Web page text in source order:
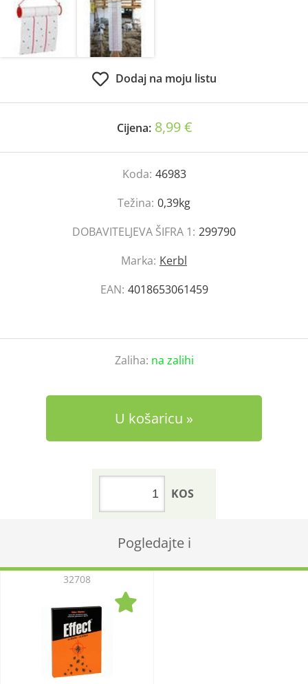
Dodaj na moju listu
Cijena: 8,99 €
Koda: 46983
Težina: 0,39kg
DOBAVITELJEVA ŠIFRA 1: 299790
Marka: Kerbl
EAN: 4018653061459
Zaliha: na zalihi
U košaricu
KOS
Pogledajte i
32708